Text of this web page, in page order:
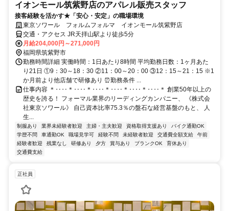
イオンモール筑紫野店のアパレル販売スタッフ
接客経験を活かす★「安心・安定」の職場環境
東京ソワール フォルムフォルマ イオンモール筑紫野店
交通・アクセス JR天拝山駅より徒歩5分
月給204,000円～271,000円
福岡県筑紫野市
勤務時間詳細 実働時間：1日あたり8時間 平均勤務日数：1ヶ月あた
り21日 ①9：30～18：30 ②11：00～20：00 ③12：15～21：15 ※1
か月前より他店舗で研修あり ⏰勤務条件 ...
仕事内容 ＊‥‥＊‥‥＊‥‥＊‥‥＊‥‥＊‥‥＊ 創業50年以上の
歴史を誇る！ フォーマル業界のリーディングカンパニー、 《株式会
社東京ソワール》 自己資本比率75.3％の盤石な経営基盤のもと、 人
生...
制服あり 業界未経験者歓迎 主婦・主夫歓迎 資格取得支援あり
バイク通勤OK
学歴不問
車通勤OK 職場見学可 経験不問 未経験者歓迎 交通費全額支給
午前
経験者歓迎
残業なし 研修あり 夕方 賞与あり ブランクOK
育休あり
交通費支給
正社員